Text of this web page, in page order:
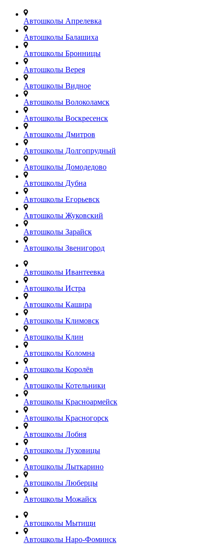
Автошколы Апрелевка
Автошколы Балашиха
Автошколы Бронницы
Автошколы Верея
Автошколы Видное
Автошколы Волоколамск
Автошколы Воскресенск
Автошколы Дмитров
Автошколы Долгопрудный
Автошколы Домодедово
Автошколы Дубна
Автошколы Егорьевск
Автошколы Жуковский
Автошколы Зарайск
Автошколы Звенигород
Автошколы Ивантеевка
Автошколы Истра
Автошколы Кашира
Автошколы Климовск
Автошколы Клин
Автошколы Коломна
Автошколы Королёв
Автошколы Котельники
Автошколы Красноармейск
Автошколы Красногорск
Автошколы Лобня
Автошколы Луховицы
Автошколы Лыткарино
Автошколы Люберцы
Автошколы Можайск
Автошколы Мытищи
Автошколы Наро-Фоминск